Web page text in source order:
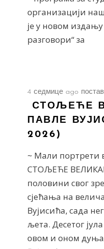
организацији
је у новом
разговори“ за
4 седмице ago
СТОЉЕЋЕ
ПАВЛЕ
2026)
~ Мали портрети
СТОЉЕЋЕ
половини свог
сјећања на
Вујисића, сада
љета. Десетог
овом и оном